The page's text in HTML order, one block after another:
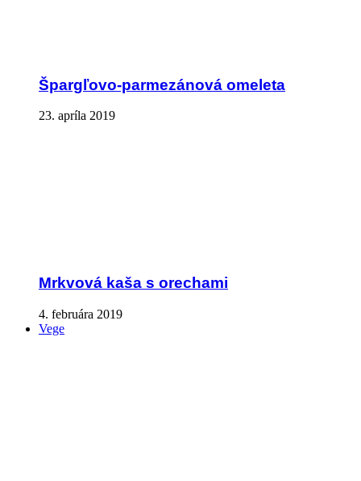
Špargľovo-parmezánová omeleta
23. apríla 2019
Mrkvová kaša s orechami
4. februára 2019
Vege